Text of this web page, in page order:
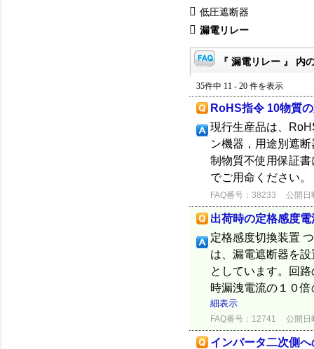
低圧遮断器
漏電リレー
『 漏電リレー 』 内
35件中 11 - 20 件を表示
RoHS指令 10物質
現行生産品は、
ン機器，用途別遮
制物質不使用保証
でご用命ください。
FAQ番号：38233 公開日
出荷時の定格感度
定格感度切換装置
は、漏電遮断器を
としています。回
時漏洩電流の１０
細表示
FAQ番号：12741 公開日
インバータ二次側